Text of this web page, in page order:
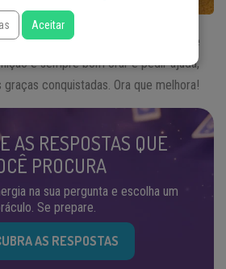
demais! Seja num momento de grande
é sempre bom orar e pedir ajuda,
conquistadas. Ora que melhora!
AS RESPOSTAS QUE
PROCURA
na sua pergunta e escolha um
Se prepare.
AS RESPOSTAS
Aceitar